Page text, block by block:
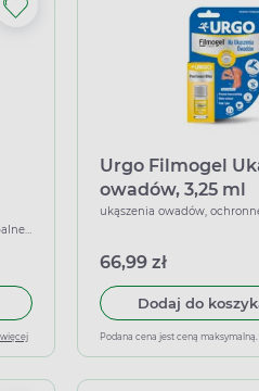
do koszyka Baikaderm, krem, 35 g
Urgo Filmogel
owadów, 3,25 ml
ukąszenia owadów,
66,99 zł
Dodaj do
Podana cena jest ceną maksymalną.